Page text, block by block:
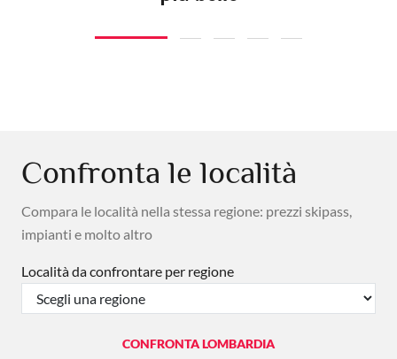
Confronta le località
Compara le località nella stessa regione: prezzi skipass,
impianti e molto altro
Località da confrontare per regione
CONFRONTA LOMBARDIA